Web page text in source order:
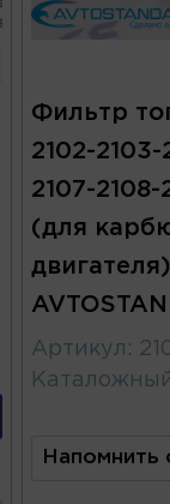
Фильтр
2102-2103-
2107-2108-
(для
Артикул :
Напомнить